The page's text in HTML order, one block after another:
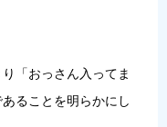
「おっさん入ってま
ることを明らかにし